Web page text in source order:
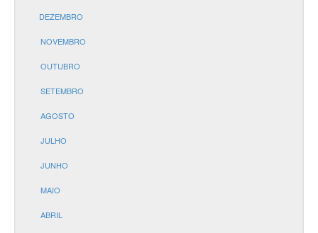
DEZEMBRO
NOVEMBRO
OUTUBRO
SETEMBRO
AGOSTO
JULHO
JUNHO
MAIO
ABRIL